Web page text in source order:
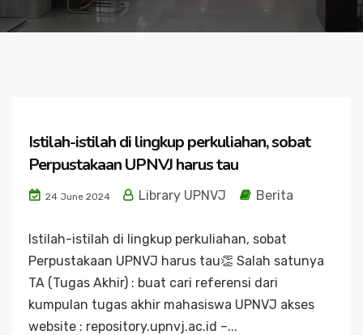
Istilah-istilah di lingkup perkuliahan, sobat
Perpustakaan UPNVJ harus tau
24 June 2024 Library UPNVJ Berita
Istilah-istilah di lingkup perkuliahan, sobat
Perpustakaan UPNVJ harus tau👏 Salah satunya
TA (Tugas Akhir) : buat cari referensi dari
kumpulan tugas akhir mahasiswa UPNVJ akses
website : repository.upnvj.ac.id –...